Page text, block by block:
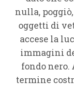
SHOP
BLANKA GIFT
MOSTRE
CONCRETE –
23 – GIULIA BERSANI
BLANKA INCONTRA I
(LE) BLANKA#1
MOSTRE CASETTA
nulla,
oggetti di
accese la
immagini
fondo nero.
termine